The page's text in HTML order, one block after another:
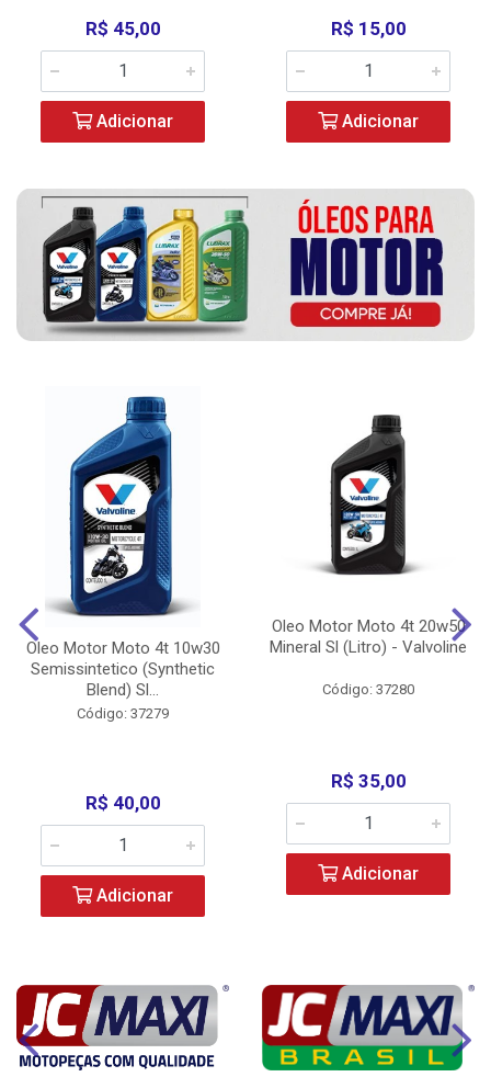
R$ 45,00
Adicionar
R$ 15,00
Adicionar
Oleo Motor Moto 4t 10w30
Semissintetico (Synthetic
Blend) Sl...
Código: 37279
R$ 40,00
Adicionar
Oleo Motor Moto 4t 20w50
Mineral Sl (Litro) - Valvoline
Código: 37280
R$ 35,00
Adicionar